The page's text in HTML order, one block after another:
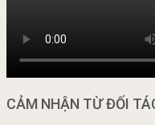
CẢM NHẬN TỪ ĐỐI